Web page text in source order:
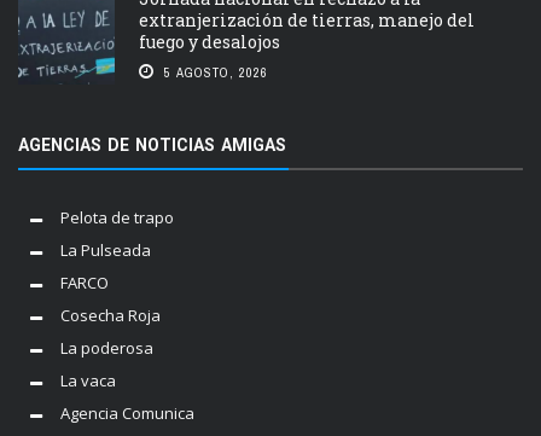
extranjerización de tierras, manejo del
fuego y desalojos
5 AGOSTO, 2026
AGENCIAS DE NOTICIAS AMIGAS
Pelota de trapo
La Pulseada
FARCO
Cosecha Roja
La poderosa
La vaca
Agencia Comunica